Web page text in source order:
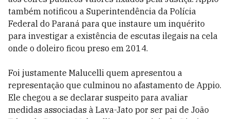
também notificou a Superintendência da Polícia
Federal do Paraná para que instaure um inquérito
para investigar a existência de escutas ilegais na cela
onde o doleiro ficou preso em 2014.
Foi justamente Malucelli quem apresentou a
representação que culminou no afastamento de Appio.
Ele chegou a se declarar suspeito para avaliar
medidas associadas à Lava-Jato por ser pai de João